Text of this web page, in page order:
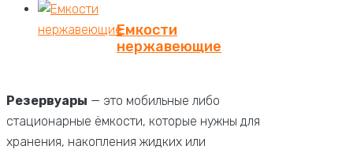
Емкости
нержавеющие
Резервуары — это мобильные либо
стационарные ёмкости, которые нужны для
хранения, накопления жидких или